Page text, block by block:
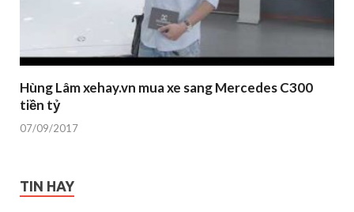
Hùng Lâm xehay.vn mua xe sang Mercedes C300
tiền tỷ
07/09/2017
TIN HAY